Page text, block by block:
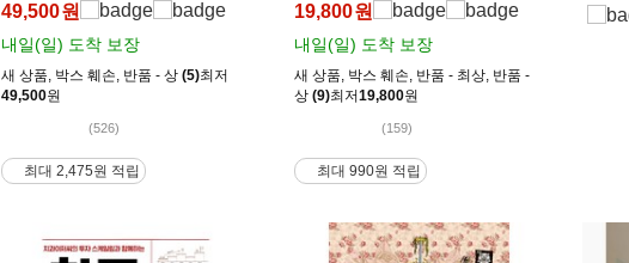
49,500원
내일(일) 도착 보장
새 상품, 박스 훼손, 반품 - 상 (5)최저
49,500원
(526)
최대 2,475원 적립
19,800원
내일(일) 도착 보장
새 상품, 박스 훼손, 반품 - 최상, 반품 -
상 (9)최저19,800원
(159)
최대 990원 적립